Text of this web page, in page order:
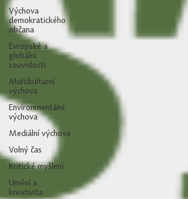
Výchova
demokratického
občana
Evropské a
globální
souvislosti
Multikulturní
výchova
Environmentální
výchova
Mediální výchova
Volný čas
Kritické myšlení
Umění a
kreativita